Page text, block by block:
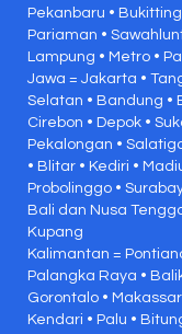
Pekanbaru •
Pariaman •
Lampung • Metro •
Jawa = Jakarta •
Selatan • Bandung •
Cirebon • Depok •
Pekalongan •
• Blitar • Kediri •
Probolinggo •
Bali dan Nusa
Kupang
Kalimantan =
Palangka Raya •
Gorontalo •
Kendari • Palu •